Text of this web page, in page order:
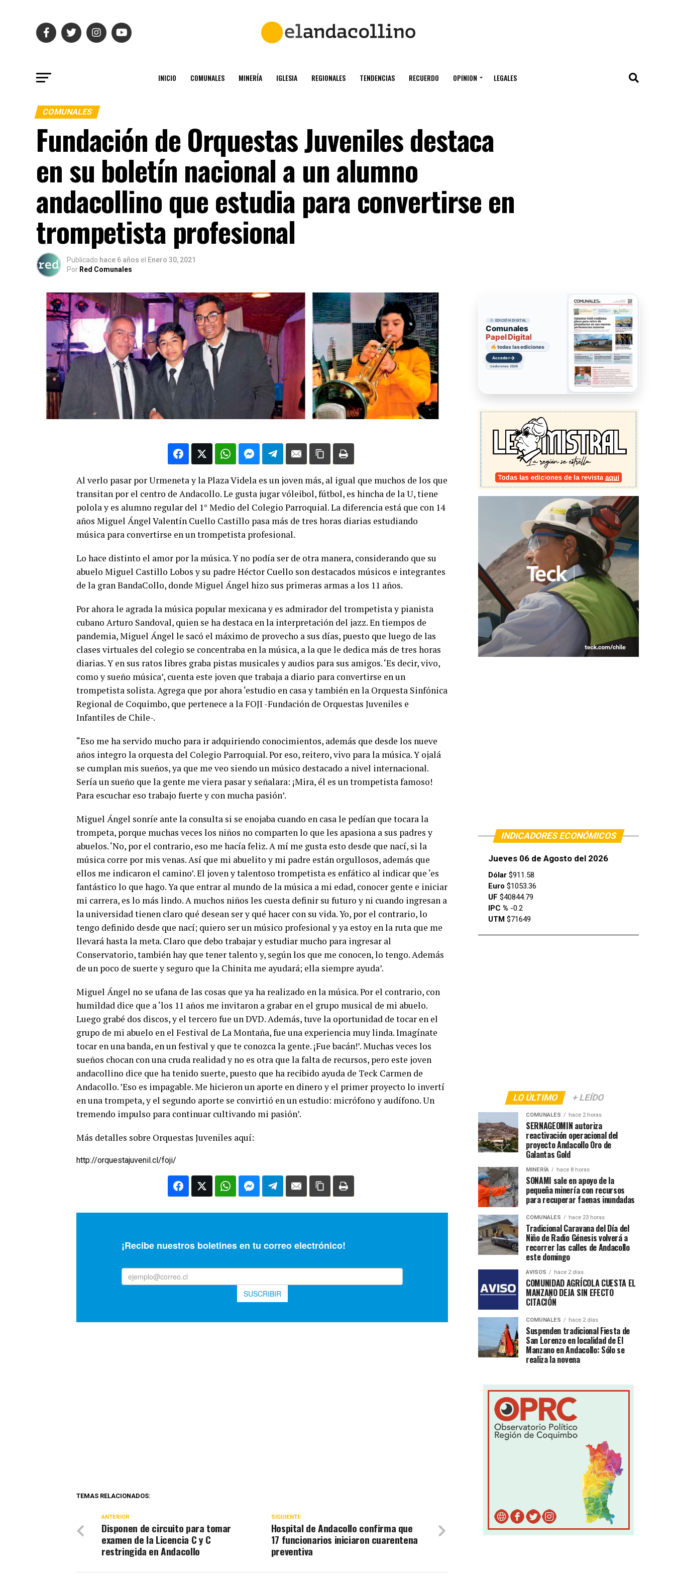
INICIO COMUNALES MINERÍA IGLESIA REGIONALES TENDENCIAS RECUERDO OPINION LEGALES
COMUNALES
Fundación de Orquestas Juveniles destaca
en su boletín nacional a un alumno
andacollino que estudia para convertirse en
trompetista profesional
Publicado hace 6 años el Enero 30, 2021
Por Red Comunales
Al verlo pasar por Urmeneta y la Plaza Videla es un joven más, al igual que muchos de los que
transitan por el centro de Andacollo. Le gusta jugar vóleibol, fútbol, es hincha de la U, tiene
polola y es alumno regular del 1° Medio del Colegio Parroquial. La diferencia está que con 14
años Miguel Ángel Valentín Cuello Castillo pasa más de tres horas diarias estudiando
música para convertirse en un trompetista profesional.
Lo hace distinto el amor por la música. Y no podía ser de otra manera, considerando que su
abuelo Miguel Castillo Lobos y su padre Héctor Cuello son destacados músicos e integrantes
de la gran BandaCollo, donde Miguel Ángel hizo sus primeras armas a los 11 años.
Por ahora le agrada la música popular mexicana y es admirador del trompetista y pianista
cubano Arturo Sandoval, quien se ha destaca en la interpretación del jazz. En tiempos de
pandemia, Miguel Ángel le sacó el máximo de provecho a sus días, puesto que luego de las
clases virtuales del colegio se concentraba en la música, a la que le dedica más de tres horas
diarias. Y en sus ratos libres graba pistas musicales y audios para sus amigos. ‘Es decir, vivo,
como y sueño música’, cuenta este joven que trabaja a diario para convertirse en un
trompetista solista. Agrega que por ahora ‘estudio en casa y también en la Orquesta Sinfónica
Regional de Coquimbo, que pertenece a la FOJI -Fundación de Orquestas Juveniles e
Infantiles de Chile-.
“Eso me ha servido mucho para ir adquiriendo conocimientos, además que desde los nueve
años integro la orquesta del Colegio Parroquial. Por eso, reitero, vivo para la música. Y ojalá
se cumplan mis sueños, ya que me veo siendo un músico destacado a nivel internacional.
Sería un sueño que la gente me viera pasar y señalara: ¡Mira, él es un trompetista famoso!
Para escuchar eso trabajo fuerte y con mucha pasión’.
Miguel Ángel sonríe ante la consulta si se enojaba cuando en casa le pedían que tocara la
trompeta, porque muchas veces los niños no comparten lo que les apasiona a sus padres y
abuelos. ‘No, por el contrario, eso me hacía feliz. A mí me gusta esto desde que nací, si la
música corre por mis venas. Así que mi abuelito y mi padre están orgullosos, además que
ellos me indicaron el camino’. El joven y talentoso trompetista es enfático al indicar que ‘es
fantástico lo que hago. Ya que entrar al mundo de la música a mi edad, conocer gente e iniciar
mi carrera, es lo más lindo. A muchos niños les cuesta definir su futuro y ni cuando ingresan a
la universidad tienen claro qué desean ser y qué hacer con su vida. Yo, por el contrario, lo
tengo definido desde que nací; quiero ser un músico profesional y ya estoy en la ruta que me
llevará hasta la meta. Claro que debo trabajar y estudiar mucho para ingresar al
Conservatorio, también hay que tener talento y, según los que me conocen, lo tengo. Además
de un poco de suerte y seguro que la Chinita me ayudará; ella siempre ayuda’.
Miguel Ángel no se ufana de las cosas que ya ha realizado en la música. Por el contrario, con
humildad dice que a ‘los 11 años me invitaron a grabar en el grupo musical de mi abuelo.
Luego grabé dos discos, y el tercero fue un DVD. Además, tuve la oportunidad de tocar en el
grupo de mi abuelo en el Festival de La Montaña, fue una experiencia muy linda. Imagínate
tocar en una banda, en un festival y que te conozca la gente. ¡Fue bacán!’. Muchas veces los
sueños chocan con una cruda realidad y no es otra que la falta de recursos, pero este joven
andacollino dice que ha tenido suerte, puesto que ha recibido ayuda de Teck Carmen de
Andacollo. ’Eso es impagable. Me hicieron un aporte en dinero y el primer proyecto lo invertí
en una trompeta, y el segundo aporte se convirtió en un estudio: micrófono y audífono. Un
tremendo impulso para continuar cultivando mi pasión’.
Más detalles sobre Orquestas Juveniles aquí:
http://orquestajuvenil.cl/foji/
TEMAS RELACIONADOS:
SIGUIENTE
Hospital de Andacollo confirma que
17 funcionarios iniciaron cuarentena
preventiva
ANTERIOR
Disponen de circuito para tomar
examen de la Licencia C y C
restringida en Andacollo
EDICIÓN DIGITAL
Comunales
Papel Digital
todas las ediciones
Acceder→
ediciones 2026
INDICADORES ECONÓMICOS
Jueves 06 de Agosto del 2026
Dólar $911.58
Euro $1053.36
UF $40844.79
IPC % -0.2
UTM $71649
LO ÚLTIMO + LEÍDO
COMUNALES hace 2 horas
SERNAGEOMIN autoriza
reactivación operacional del
proyecto Andacollo Oro de
Galantas Gold
MINERÍA hace 8 horas
SONAMI sale en apoyo de la
pequeña minería con recursos
para recuperar faenas inundadas
COMUNALES hace 23 horas
Tradicional Caravana del Día del
Niño de Radio Génesis volverá a
recorrer las calles de Andacollo
este domingo
AVISOS hace 2 días
COMUNIDAD AGRÍCOLA CUESTA EL
MANZANO DEJA SIN EFECTO
CITACIÓN
COMUNALES hace 2 días
Suspenden tradicional Fiesta de
San Lorenzo en localidad de El
Manzano en Andacollo: Sólo se
realiza la novena